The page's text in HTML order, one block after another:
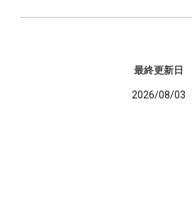
最終更新日
2026/08/03